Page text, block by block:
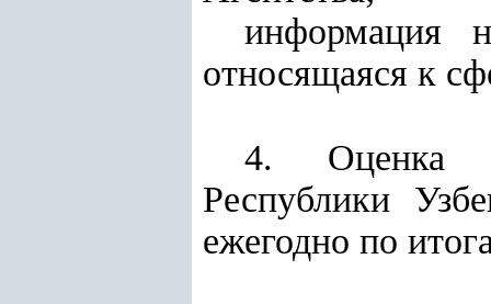
информация
относящаяся к
4. Оценка
Республики
ежегодно по